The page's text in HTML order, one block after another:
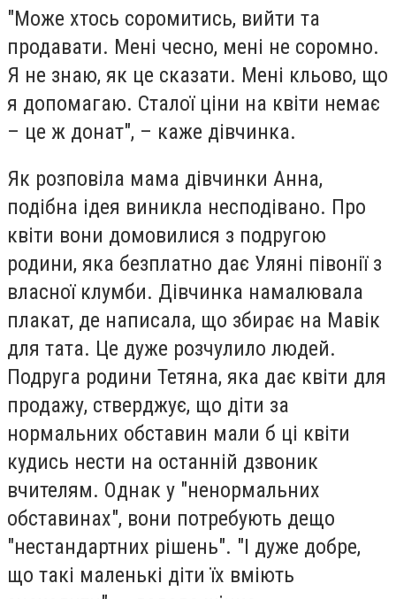
"Може хтось соромитись, вийти та
продавати. Мені чесно, мені не соромно.
Я не знаю, як це сказати. Мені кльово, що
я допомагаю. Сталої ціни на квіти немає
– це ж донат", – каже дівчинка.
Як розповіла мама дівчинки Анна,
подібна ідея виникла несподівано. Про
квіти вони домовилися з подругою
родини, яка безплатно дає Уляні півонії з
власної клумби. Дівчинка намалювала
плакат, де написала, що збирає на Мавік
для тата. Це дуже розчулило людей.
Подруга родини Тетяна, яка дає квіти для
продажу, стверджує, що діти за
нормальних обставин мали б ці квіти
кудись нести на останній дзвоник
вчителям. Однак у "ненормальних
обставинах", вони потребують дещо
"нестандартних рішень". "І дуже добре,
що такі маленькі діти їх вміють